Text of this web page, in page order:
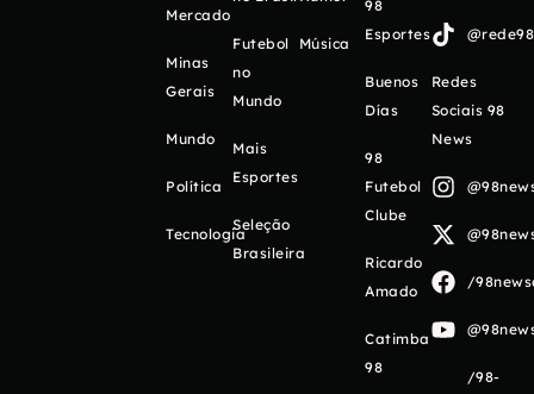
Mercado
Minas
Gerais
Mundo
Política
Tecnologia
Futebol
no
Mundo
Mais
Esportes
Seleção
Brasileira
Música
98
Esportes
Buenos
Días
98
Futebol
Clube
Ricardo
Amado
Catimba
98
Redes
Sociais 98
News
/
/98-